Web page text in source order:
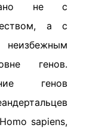
не с
а с
генов.
генов
sapiens,